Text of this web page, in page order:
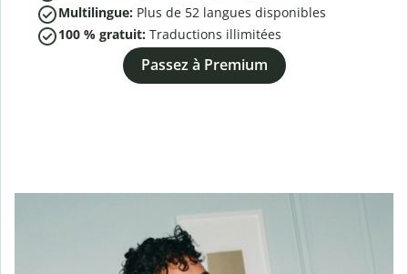
Multilingue: Plus de 52 langues disponibles
100 % gratuit: Traductions illimitées
Passez à Premium